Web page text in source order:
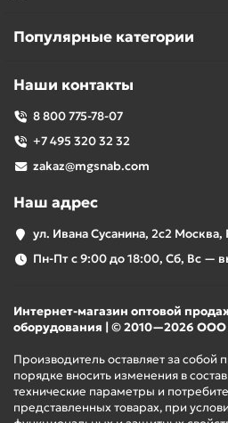
Популярные категории
Наши контакты
8 800 775-78-07
+7 495 320 32 32
zakaz@mgsnab.com
Наш адрес
ул. Ивана Сусанина, 2с2 Москва,
Пн-Пт с 9:00 до 18:00, Сб, Вс —
Интернет-магазин оптовой
оборудования | © 2010—2026
Производитель оставляет за собой
порядке вносить изменения в
технические параметры и
представленных товарах, при